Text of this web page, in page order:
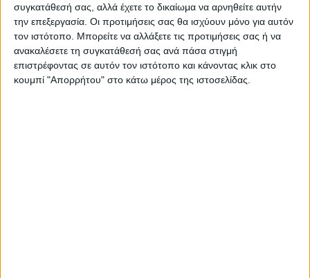
συγκατάθεσή σας, αλλά έχετε το δικαίωμα να αρνηθείτε αυτήν
την επεξεργασία. Οι προτιμήσεις σας θα ισχύουν μόνο για αυτόν
τον ιστότοπο. Μπορείτε να αλλάξετε τις προτιμήσεις σας ή να
ανακαλέσετε τη συγκατάθεσή σας ανά πάσα στιγμή
επιστρέφοντας σε αυτόν τον ιστότοπο και κάνοντας κλικ στο
κουμπί "Απορρήτου" στο κάτω μέρος της ιστοσελίδας.
Προσθήκη στο καλάθι
Κωδικός προϊόντος :341515